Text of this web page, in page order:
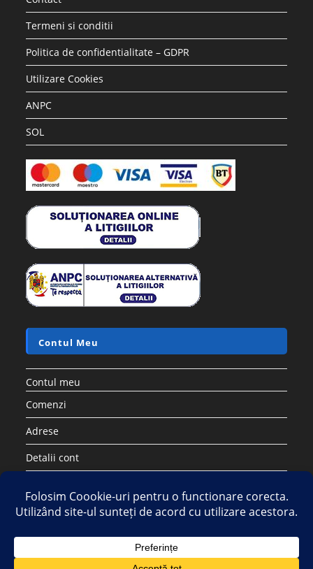
Termeni si conditii
Politica de confidentialitate – GDPR
Utilizare Cookies
ANPC
SOL
Contul Meu
Contul meu
Comenzi
Adrese
Detalii cont
Copyright 2026 - Strategic DIstribution Group